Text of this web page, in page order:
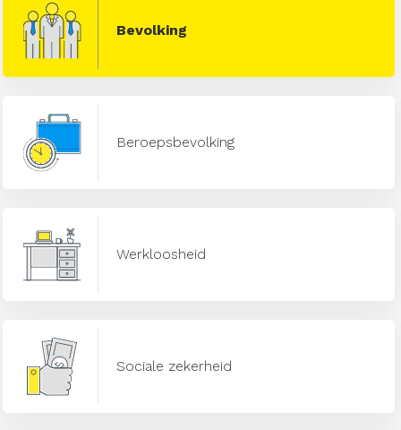
Bevolking
Beroepsbevolking
Werkloosheid
Sociale zekerheid